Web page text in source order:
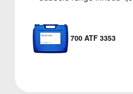
700 ATF 3353